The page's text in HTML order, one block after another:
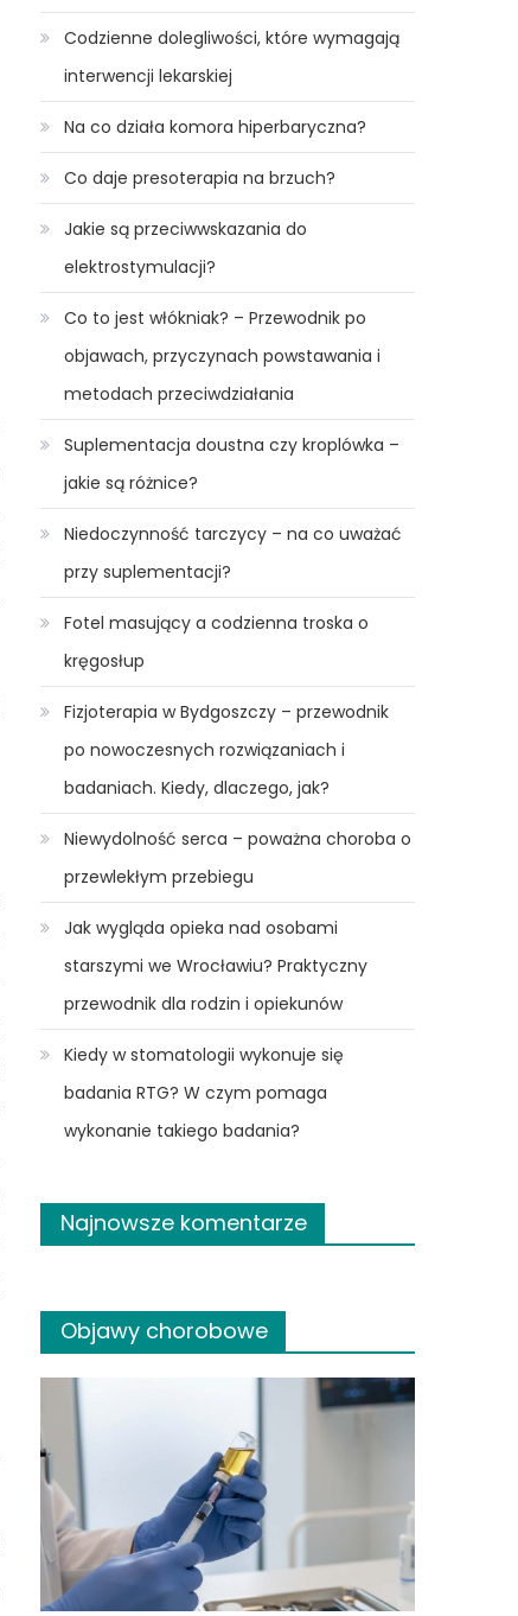
Codzienne dolegliwości, które wymagają
interwencji lekarskiej
Na co działa komora hiperbaryczna?
Co daje presoterapia na brzuch?
Jakie są przeciwwskazania do
elektrostymulacji?
Co to jest włókniak? – Przewodnik po
objawach, przyczynach powstawania i
metodach przeciwdziałania
Suplementacja doustna czy kroplówka –
jakie są różnice?
Niedoczynność tarczycy – na co uważać
przy suplementacji?
Fotel masujący a codzienna troska o
kręgosłup
Fizjoterapia w Bydgoszczy – przewodnik
po nowoczesnych rozwiązaniach i
badaniach. Kiedy, dlaczego, jak?
Niewydolność serca – poważna choroba o
przewlekłym przebiegu
Jak wygląda opieka nad osobami
starszymi we Wrocławiu? Praktyczny
przewodnik dla rodzin i opiekunów
Kiedy w stomatologii wykonuje się
badania RTG? W czym pomaga
wykonanie takiego badania?
Najnowsze komentarze
Objawy chorobowe